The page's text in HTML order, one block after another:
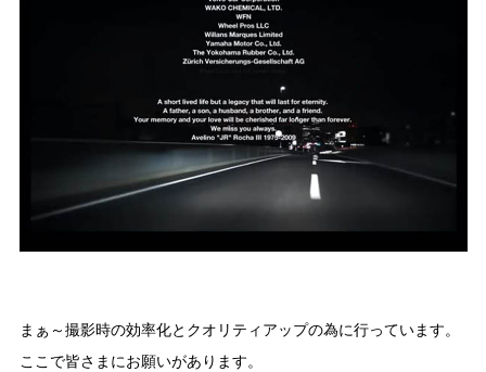
まぁ～撮影時の効率化とクオリティアップの為に行っています。
ここで皆さまにお願いがあります。